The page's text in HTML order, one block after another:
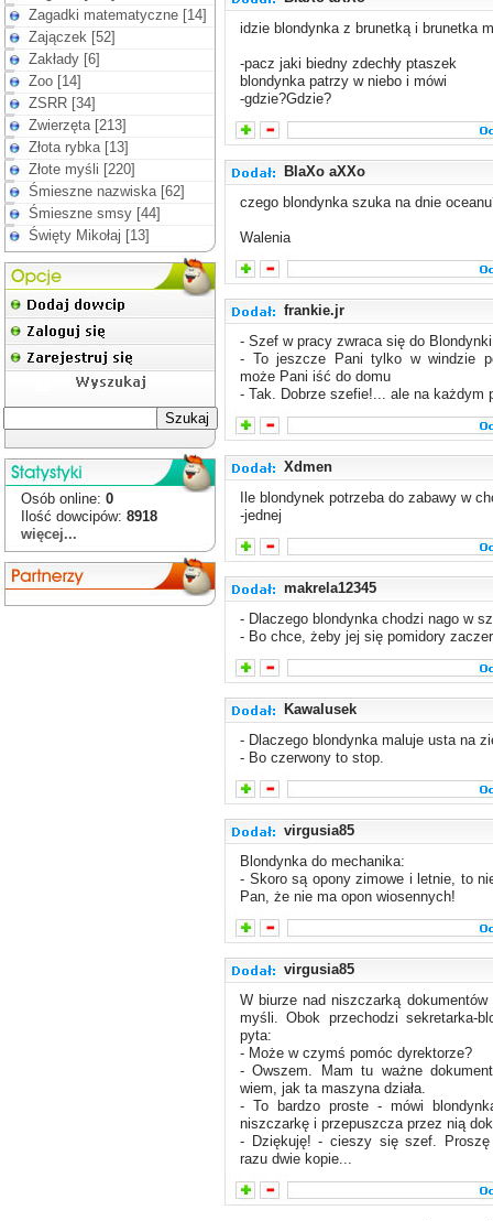
Zagadki matematyczne [14]
Zajączek [52]
Zakłady [6]
Zoo [14]
ZSRR [34]
Zwierzęta [213]
Złota rybka [13]
Złote myśli [220]
Śmieszne nazwiska [62]
Śmieszne smsy [44]
Święty Mikołaj [13]
Osób online: 0
Ilość dowcipów: 8918
więcej...
idzie blondynka z brunetką i brunetka
-pacz jaki biedny zdechły ptaszek
blondynka patrzy w niebo i mówi
-gdzie?Gdzie?
BlaXo aXXo
czego blondynka szuka na dnie
Walenia
frankie.jr
- Szef w pracy zwraca się do Blondynki
- To jeszcze Pani tylko w windzie
może Pani iść do domu
- Tak. Dobrze szefie!... ale na każdym
Xdmen
Ile blondynek potrzeba do zabawy w
-jednej
makrela12345
- Dlaczego blondynka chodzi nago w
- Bo chce, żeby jej się pomidory
Kawalusek
- Dlaczego blondynka maluje usta na
- Bo czerwony to stop.
virgusia85
Blondynka do mechanika:
- Skoro są opony zimowe i letnie, to
Pan, że nie ma opon wiosennych!
virgusia85
W biurze nad niszczarką
myśli. Obok przechodzi sekretarka-
pyta:
- Może w czymś pomóc dyrektorze?
- Owszem. Mam tu ważne
wiem, jak ta maszyna działa.
- To bardzo proste - mówi
niszczarkę i przepuszcza przez nią
- Dziękuję! - cieszy się szef.
razu dwie kopie...